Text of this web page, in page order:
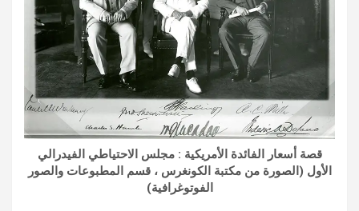
قصة أسعار الفائدة الأمريكية : مجلس الاحتياطي الفيدرالي
الأول (الصورة من مكتبة الكونغرس ، قسم المطبوعات والصور
الفوتوغرافية)